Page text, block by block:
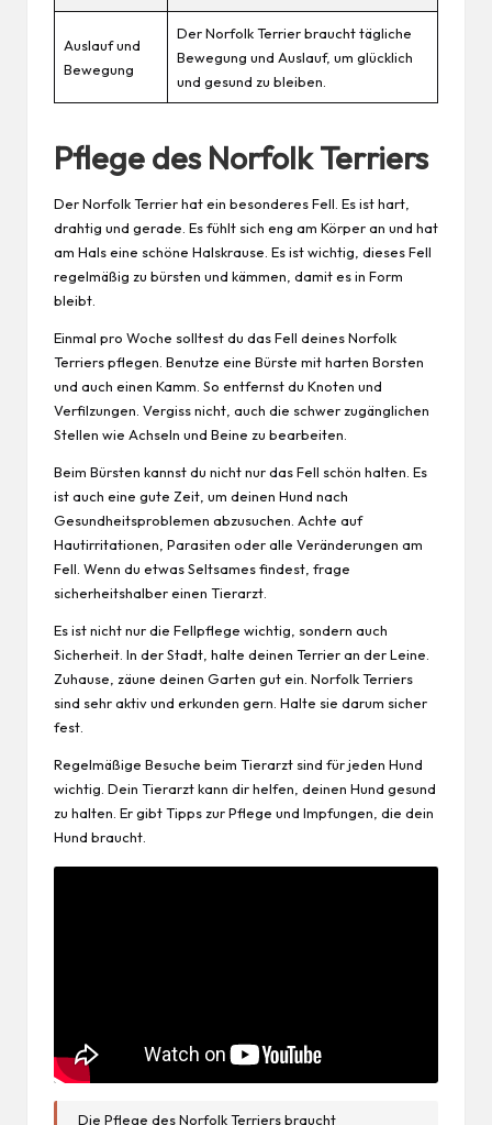
Auslauf und
Bewegung
Der Norfolk Terrier braucht tägliche
Bewegung und Auslauf, um glücklich
und gesund zu bleiben.
Pflege des Norfolk Terriers
Der Norfolk Terrier hat ein besonderes Fell. Es ist hart,
drahtig und gerade. Es fühlt sich eng am Körper an und hat
am Hals eine schöne Halskrause. Es ist wichtig, dieses Fell
regelmäßig zu bürsten und kämmen, damit es in Form
bleibt.
Einmal pro Woche solltest du das Fell deines Norfolk
Terriers pflegen. Benutze eine Bürste mit harten Borsten
und auch einen Kamm. So entfernst du Knoten und
Verfilzungen. Vergiss nicht, auch die schwer zugänglichen
Stellen wie Achseln und Beine zu bearbeiten.
Beim Bürsten kannst du nicht nur das Fell schön halten. Es
ist auch eine gute Zeit, um deinen Hund nach
Gesundheitsproblemen abzusuchen. Achte auf
Hautirritationen, Parasiten oder alle Veränderungen am
Fell. Wenn du etwas Seltsames findest, frage
sicherheitshalber einen Tierarzt.
Es ist nicht nur die Fellpflege wichtig, sondern auch
Sicherheit. In der Stadt, halte deinen Terrier an der Leine.
Zuhause, zäune deinen Garten gut ein. Norfolk Terriers
sind sehr aktiv und erkunden gern. Halte sie darum sicher
fest.
Regelmäßige Besuche beim Tierarzt sind für jeden Hund
wichtig. Dein Tierarzt kann dir helfen, deinen Hund gesund
zu halten. Er gibt Tipps zur Pflege und Impfungen, die dein
Hund braucht.
Die Pflege des Norfolk Terriers braucht